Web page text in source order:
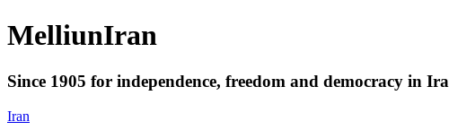
MelliunIran
Since 1905 for independence, freedom and democracy in
Iran